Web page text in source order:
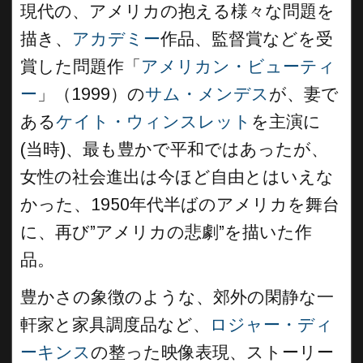
現代の、アメリカの抱える様々な問題を
描き、 アカデミー作品、監督賞などを受
賞した問題作「 アメリカン・ビューティ
ー 」（1999）のサム・メンデス が、妻で
あるケイト・ウィンスレット を主演に
(当時)、最も豊かで平和ではあったが、
女性の社会進出は今ほど自由とはいえな
かった、1950年代半ばのアメリカを舞台
に、再び”アメリカの悲劇”を描いた作
品。
豊かさの象徴のような、郊外の閑静な一
軒家と家具調度品など、
ロジャー・ディ
ーキンスの整った映像表現、ストーリー